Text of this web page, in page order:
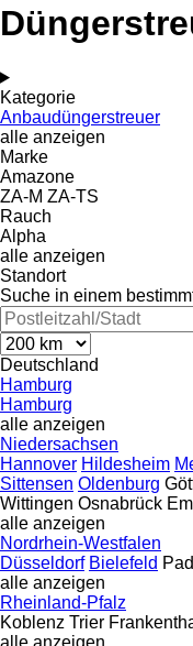
Kategorie
Anbaudüngerstreuer
alle anzeigen
Marke
Amazone
ZA-M ZA-TS
Rauch
Alpha
alle anzeigen
Standort
Suche in einem
Deutschland
Hamburg
Hamburg
alle anzeigen
Niedersachsen
Hannover Hildesheim
Sittensen Oldenburg
Wittingen Osnabrück
alle anzeigen
Nordrhein-Westfalen
Düsseldorf Bielefeld
alle anzeigen
Rheinland-Pfalz
Koblenz Trier
alle anzeigen